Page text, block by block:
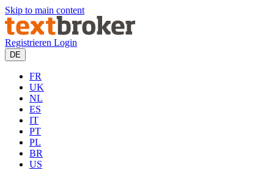
Skip to main content
Registrieren Login
DE
FR
UK
NL
ES
IT
PT
PL
BR
US